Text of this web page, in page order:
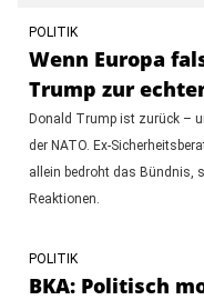
POLITIK
Wenn Europa
Trump zur
Donald Trump ist zurück –
der NATO. Ex-
allein bedroht das Bündnis,
Reaktionen.
POLITIK
BKA: Politisch